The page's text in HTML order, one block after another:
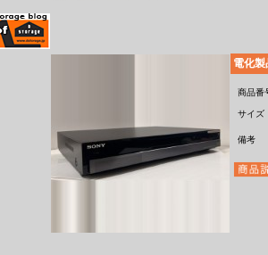
電化
商品番
サイズ
備考